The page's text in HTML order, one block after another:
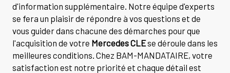
d'information supplémentaire. Notre équipe d'experts
se fera un plaisir de répondre à vos questions et de
vous guider dans chacune des démarches pour que
l'acquisition de votre Mercedes CLEse déroule dans les
meilleures conditions. Chez BAM-MANDATAIRE, votre
satisfaction est notre priorité et chaque détail est